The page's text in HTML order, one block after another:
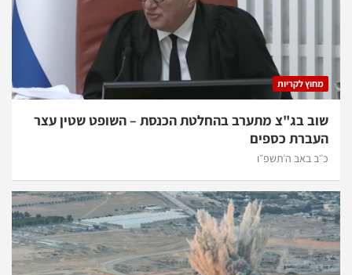
מחוץ לקריות
שוב בג"צ מתערב בהחלטת הכנסת – השופט שטין עצר
העברת כספים
כ״ב באב ה׳תשפ״ו